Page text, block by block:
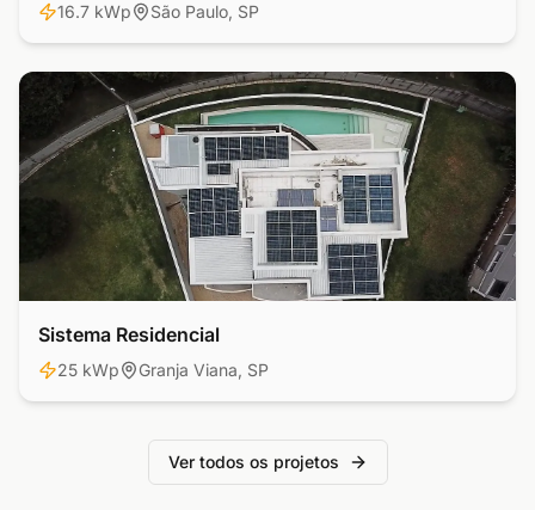
16.7 kWp São Paulo, SP
Residencial
Sistema Residencial
25 kWp Granja Viana, SP
Ver todos os projetos